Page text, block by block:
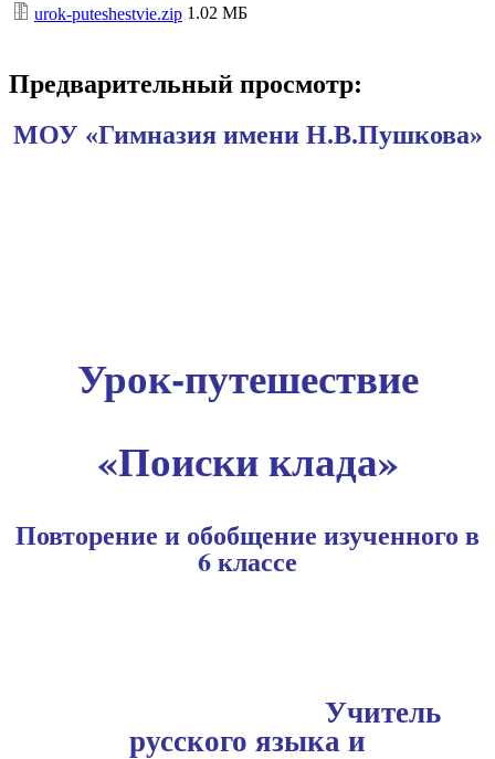
urok-puteshestvie.zip 1.02 МБ
Предварительный просмотр:
МОУ «Гимназия имени Н.В.Пушкова»
Урок-путешествие
«Поиски клада»
Повторение и обобщение изученного в
6 классе
Учитель
русского языка и